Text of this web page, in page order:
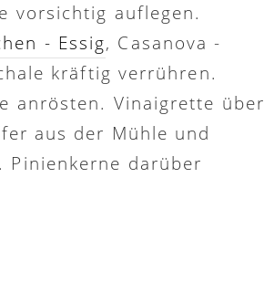
vorsichtig auflegen.
- Essig, Casanova -
kräftig verrühren.
anrösten. Vinaigrette über
aus der Mühle und
Pinienkerne darüber